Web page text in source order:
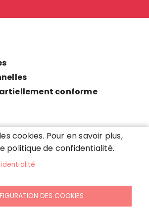
conforme
cookies. Pour en savoir plus,
politique de confidentialité.
DES COOKIES